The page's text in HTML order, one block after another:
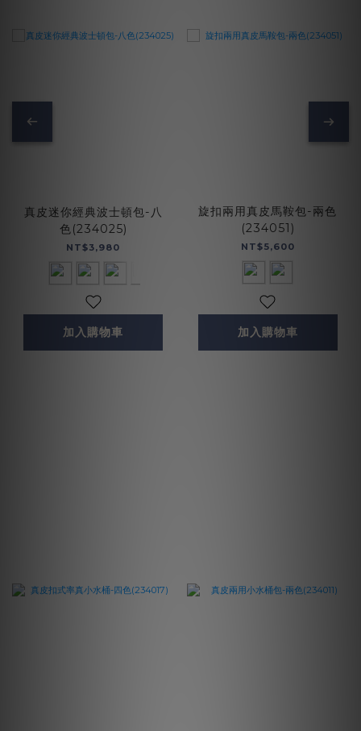
真皮迷你經典波士頓包-八
色(234025)
NT$3,980
加入購物車
旋扣兩用真皮馬鞍包-兩色
(234051)
NT$5,600
加入購物車